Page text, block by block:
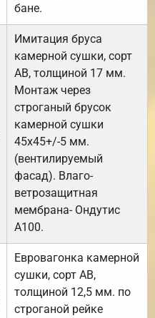
бане.
Имитация бруса
камерной сушки, сорт
АВ, толщиной 17 мм.
Монтаж через
строганый брусок
камерной сушки
45х45+/-5 мм.
(вентилируемый
фасад). Влаго-
ветрозащитная
мембрана- Ондутис
А100.
Евровагонка камерной
сушки, сорт АВ,
толщиной 12,5 мм. по
строганой рейке